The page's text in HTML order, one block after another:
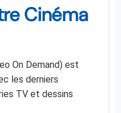
Cinéma
On Demand) est
les derniers
TV et dessins